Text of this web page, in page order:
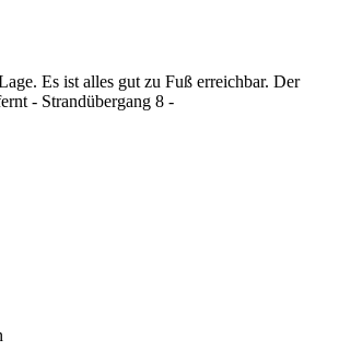
Es ist alles gut zu Fuß erreichbar. Der
- Strandübergang 8 -